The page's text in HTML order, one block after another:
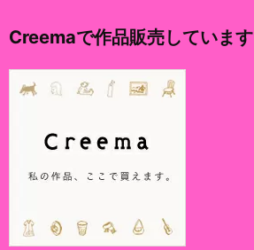
Creemaで作品販売しています